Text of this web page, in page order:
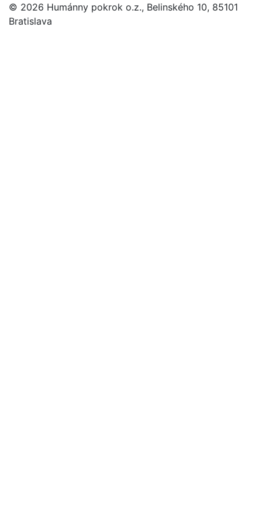
© 2026 Humánny pokrok o.z., Belinského 10, 85101
Bratislava